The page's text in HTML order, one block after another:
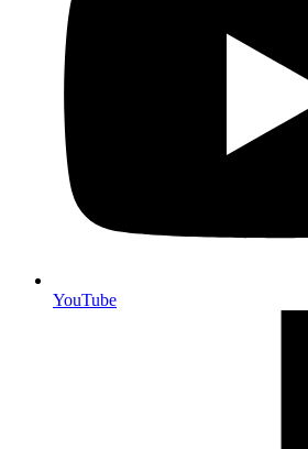
YouTube